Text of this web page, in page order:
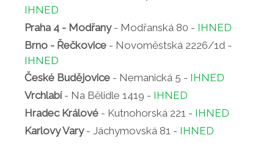
IHNED
Praha 4 - Modřany- Modřanská 80 - IHNED
Brno - Řečkovice - Novoměstská 2226/1d -
IHNED
České Budějovice - Nemanická 5 - IHNED
Vrchlabí- Na Bělidle 1419 - IHNED
Hradec Králové - Kutnohorská 221 - IHNED
Karlovy Vary- Jáchymovská 81 - IHNED